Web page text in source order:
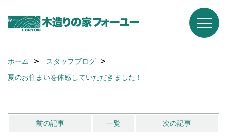
ホーム
スタッフブログ
夏のお住まいを体感していただきました！
前の記事 一覧 次の記事